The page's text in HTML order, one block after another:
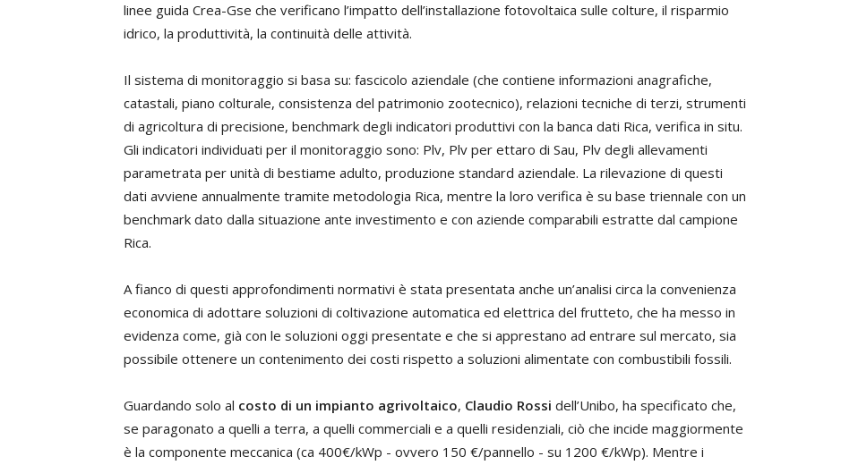
linee guida Crea-Gse che verificano l’impatto dell’installazione fotovoltaica sulle colture, il risparmio
idrico, la produttività, la continuità delle attività.
Il sistema di monitoraggio si basa su: fascicolo aziendale (che contiene informazioni anagrafiche,
catastali, piano colturale, consistenza del patrimonio zootecnico), relazioni tecniche di terzi, strumenti
di agricoltura di precisione, benchmark degli indicatori produttivi con la banca dati Rica, verifica in situ.
Gli indicatori individuati per il monitoraggio sono: Plv, Plv per ettaro di Sau, Plv degli allevamenti
parametrata per unità di bestiame adulto, produzione standard aziendale. La rilevazione di questi
dati avviene annualmente tramite metodologia Rica, mentre la loro verifica è su base triennale con un
benchmark dato dalla situazione ante investimento e con aziende comparabili estratte dal campione
Rica.
A fianco di questi approfondimenti normativi è stata presentata anche un’analisi circa la convenienza
economica di adottare soluzioni di coltivazione automatica ed elettrica del frutteto, che ha messo in
evidenza come, già con le soluzioni oggi presentate e che si apprestano ad entrare sul mercato, sia
possibile ottenere un contenimento dei costi rispetto a soluzioni alimentate con combustibili fossili.
Guardando solo al costo di un impianto agrivoltaico, Claudio Rossi dell’Unibo, ha specificato che,
se paragonato a quelli a terra, a quelli commerciali e a quelli residenziali, ciò che incide maggiormente
è la componente meccanica (ca 400€/kWp - ovvero 150 €/pannello - su 1200 €/kWp). Mentre i